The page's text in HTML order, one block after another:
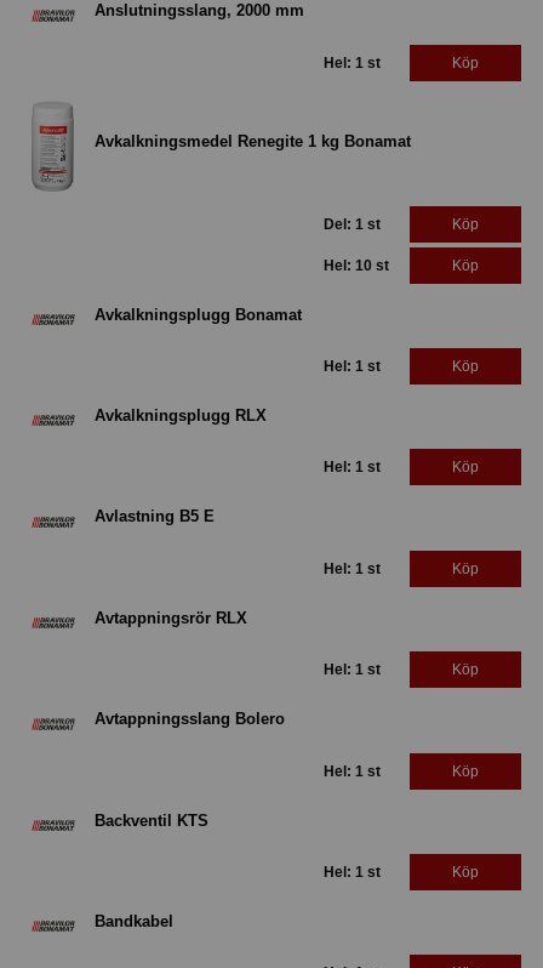
Anslutningsslang, 2000 mm
Hel: 1 st Köp
Avkalkningsmedel Renegite 1 kg Bonamat
Del: 1 st Köp
Hel: 10 st Köp
Avkalkningsplugg Bonamat
Hel: 1 st Köp
Avkalkningsplugg RLX
Hel: 1 st Köp
Avlastning B5 E
Hel: 1 st Köp
Avtappningsrör RLX
Hel: 1 st Köp
Avtappningsslang Bolero
Hel: 1 st Köp
Backventil KTS
Hel: 1 st Köp
Bandkabel